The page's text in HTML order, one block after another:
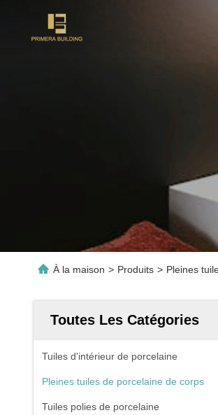
À la maison > Produits > Pleines
Toutes Les Catégories
Tuiles d'intérieur de porcelaine
Pleines tuiles de porcelaine de corps
Tuiles polies de porcelaine